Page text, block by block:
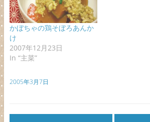
かぼちゃの鶏そぼろあんか
け
2007年12月23日
In “主菜”
2005年3月7日